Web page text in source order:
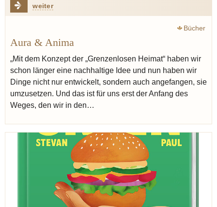
weiter
Bücher
Aura & Anima
„Mit dem Konzept der „Grenzenlosen Heimat“ haben wir
schon länger eine nachhaltige Idee und nun haben wir
Dinge nicht nur entwickelt, sondern auch angefangen, sie
umzusetzen. Und das ist für uns erst der Anfang des
Weges, den wir in den…